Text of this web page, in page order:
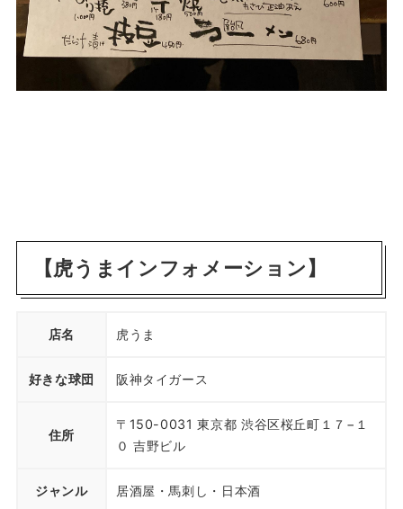
【虎うまインフォメーション】
店名 虎うま
好きな球団 阪神タイガース
住所
〒150-0031 東京都 渋谷区桜丘町１７−１
０ 吉野ビル
ジャンル 居酒屋・馬刺し・日本酒